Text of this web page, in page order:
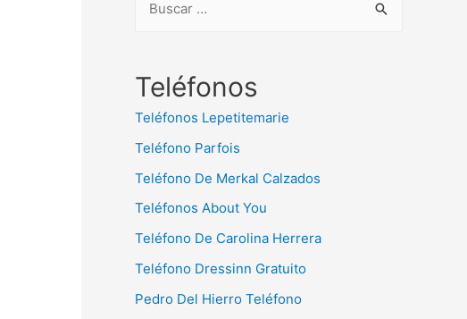
c
Teléfonos
Teléfonos Lepetitemarie
Teléfono Parfois
Teléfono De Merkal Calzados
Teléfonos About You
Teléfono De Carolina Herrera
Teléfono Dressinn Gratuito
Pedro Del Hierro Teléfono